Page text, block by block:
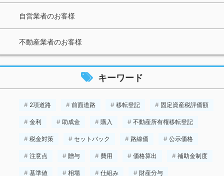
自営業者のお客様
不動産業者のお客様
キーワード
2項道路 前面道路 移転登記 固定資産税評価額
金利 助成金 購入 不動産所有権移転登記
税金対策 セットバック 路線価 公示価格
注意点 贈与 費用 価格算出 補助金制度
基準値 相場 仕組み 財産分与